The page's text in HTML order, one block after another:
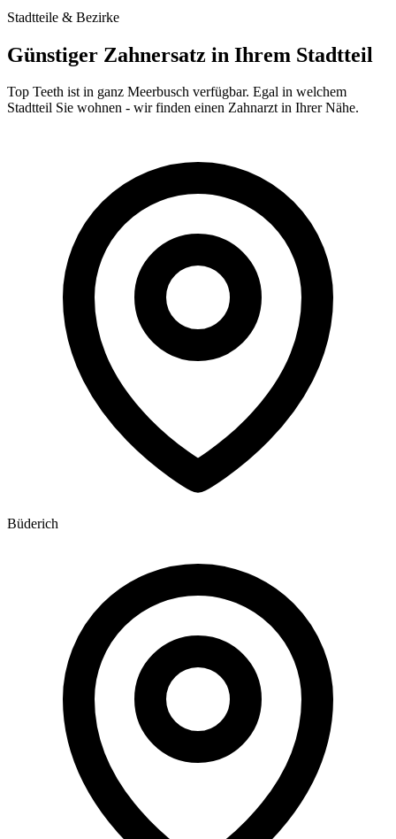
Stadtteile & Bezirke
Günstiger Zahnersatz in Ihrem Stadtteil
Top Teeth ist in ganz Meerbusch verfügbar. Egal in welchem
Stadtteil Sie wohnen - wir finden einen Zahnarzt in Ihrer Nähe.
Büderich